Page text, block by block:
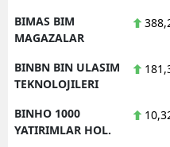
BIMAS BIM
MAGAZALAR
BINBN BIN ULASIM
TEKNOLOJILERI
BINHO 1000
YATIRIMLAR HOL.